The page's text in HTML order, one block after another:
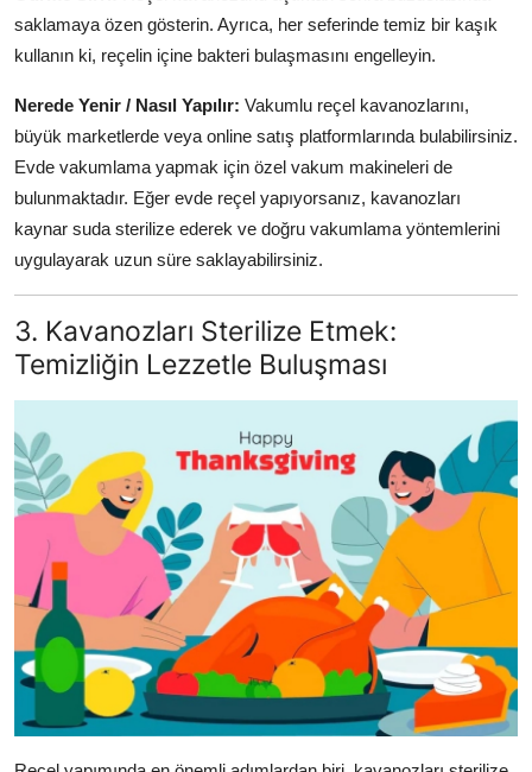
saklamaya özen gösterin. Ayrıca, her seferinde temiz bir kaşık
kullanın ki, reçelin içine bakteri bulaşmasını engelleyin.
Nerede Yenir / Nasıl Yapılır: Vakumlu reçel kavanozlarını,
büyük marketlerde veya online satış platformlarında bulabilirsiniz.
Evde vakumlama yapmak için özel vakum makineleri de
bulunmaktadır. Eğer evde reçel yapıyorsanız, kavanozları
kaynar suda sterilize ederek ve doğru vakumlama yöntemlerini
uygulayarak uzun süre saklayabilirsiniz.
3. Kavanozları Sterilize Etmek:
Temizliğin Lezzetle Buluşması